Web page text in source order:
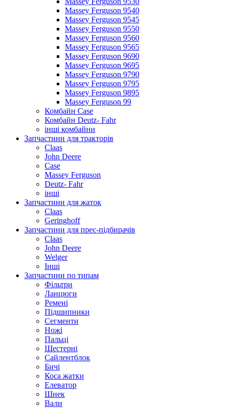
Massey Ferguson 9540
Massey Ferguson 9545
Massey Ferguson 9550
Massey Ferguson 9560
Massey Ferguson 9565
Massey Ferguson 9690
Massey Ferguson 9695
Massey Ferguson 9790
Massey Ferguson 9795
Massey Ferguson 9895
Massey Ferguson 99
Комбайн Case
Комбайн Deutz- Fahr
інші комбайни
Запчастини для тракторів
Claas
John Deere
Case
Massey Ferguson
Deutz- Fahr
інші
Запчастини для жаток
Claas
Geringhoff
Запчастини для прес-підбирачів
Claas
John Deere
Welger
Інші
Запчастини по типам
Фільтри
Ланцюги
Ремені
Підшипники
Сегменти
Ножі
Пальці
Шестерні
Сайлентблок
Бичі
Коса жатки
Елеватор
Шнек
Вали